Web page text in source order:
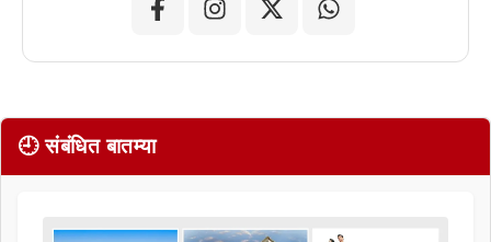
🕘 संबंधित बातम्या